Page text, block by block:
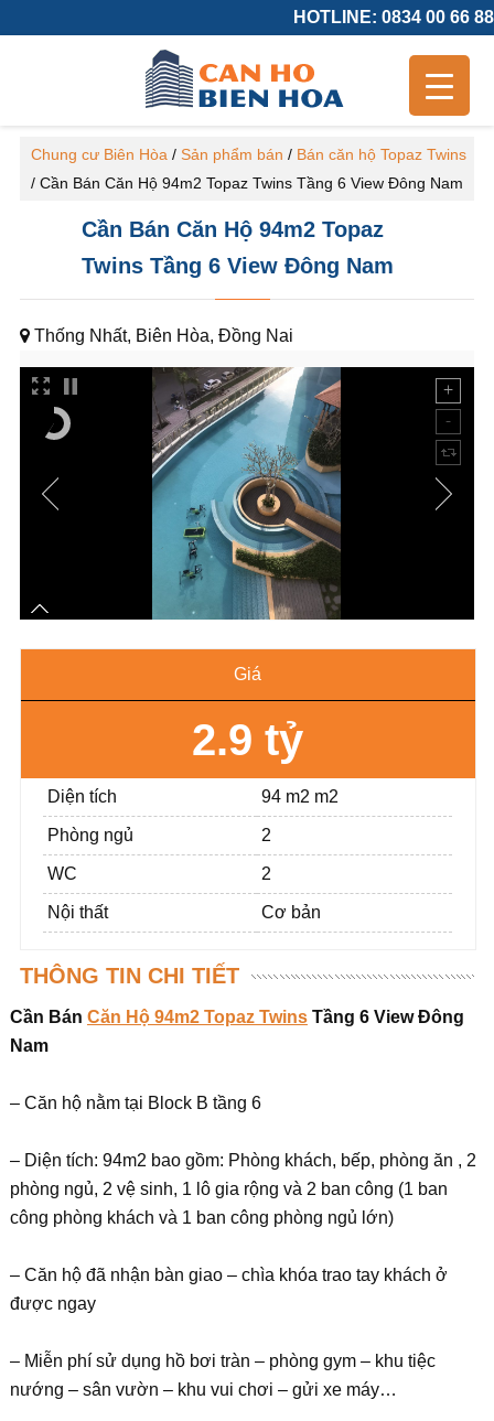
HOTLINE: 0834 00 66 88
Chung cư Biên Hòa / Sản phẩm bán / Bán căn hộ Topaz Twins
/ Cần Bán Căn Hộ 94m2 Topaz Twins Tầng 6 View Đông Nam
Cần Bán Căn Hộ 94m2 Topaz
Twins Tầng 6 View Đông Nam
Thống Nhất, Biên Hòa, Đồng Nai
Giá
2.9 tỷ
Diện tích 94 m2 m2
Phòng ngủ 2
WC 2
Nội thất Cơ bản
THÔNG TIN CHI TIẾT
Cần Bán Căn Hộ 94m2 Topaz TwinsTầng 6 View Đông
Nam
– Căn hộ nằm tại Block B tầng 6
– Diện tích: 94m2 bao gồm: Phòng khách, bếp, phòng ăn , 2
phòng ngủ, 2 vệ sinh, 1 lô gia rộng và 2 ban công (1 ban
công phòng khách và 1 ban công phòng ngủ lớn)
– Căn hộ đã nhận bàn giao – chìa khóa trao tay khách ở
được ngay
– Miễn phí sử dụng hồ bơi tràn – phòng gym – khu tiệc
nướng – sân vườn – khu vui chơi – gửi xe máy…